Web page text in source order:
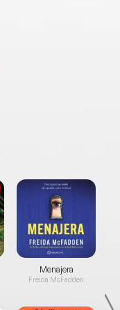
Menajera
Freida McFadden